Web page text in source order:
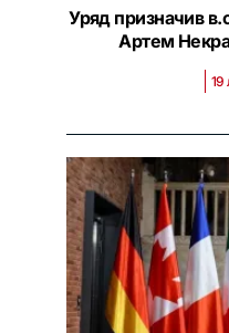
Уряд призначив
Артем
19